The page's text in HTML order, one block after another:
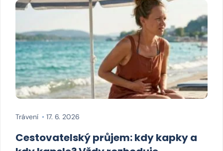
Trávení 17. 6. 2026
Cestovatelský průjem: kdy kapky a